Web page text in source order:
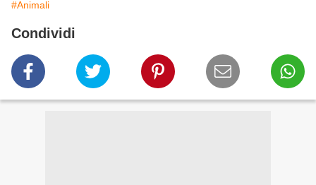
#Animali
Condividi